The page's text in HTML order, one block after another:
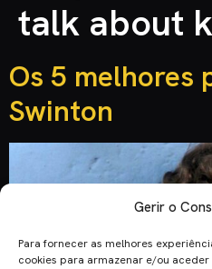
Gerir o
Para fornecer as melhores
cookies para armazenar e/ou
talk about
Os 5 melhores
Swinton